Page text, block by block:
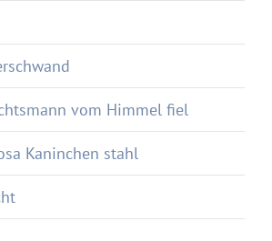
vom Himmel fiel
Kaninchen stahl